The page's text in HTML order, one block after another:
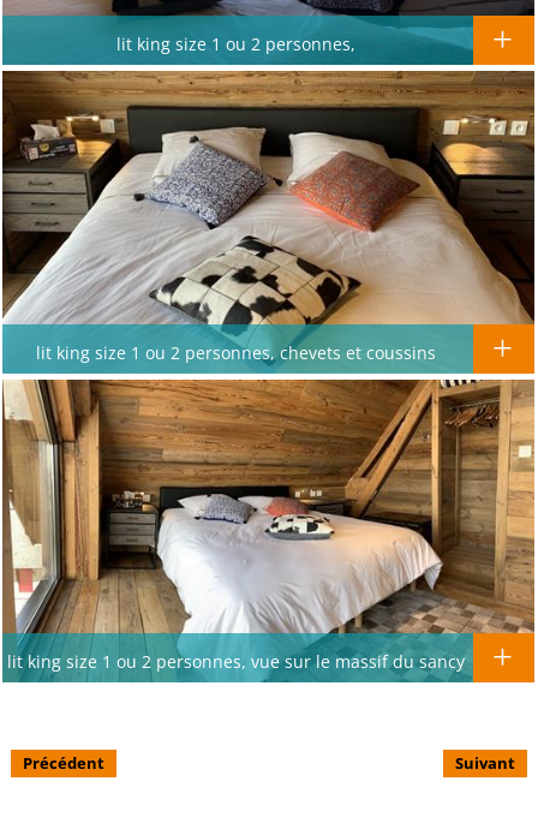
lit king size 1 ou 2 personnes,
lit king size 1 ou 2 personnes, chevets et coussins
lit king size 1 ou 2 personnes, vue sur le massif du sancy
Précédent Suivant